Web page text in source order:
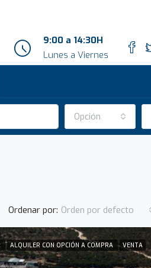
9:00 a 14:30H
Lunes a Viernes
Opción
Ordenar por: Orden por defecto
ALQUILER CON OPCIÓN A COMPRA VENTA